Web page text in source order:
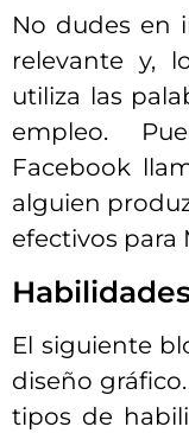
No dudes en
relevante y,
utiliza las
empleo.
Facebook
alguien
efectivos para
El siguiente
diseño
tipos de